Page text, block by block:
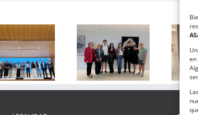
en
El equipo que ha
diseñado la
estrategia de
comunicación de
ASAPME Aragón,
ganadores del
ASAPME Aragón y
Magna
Automotive
suscriben un
convenio de